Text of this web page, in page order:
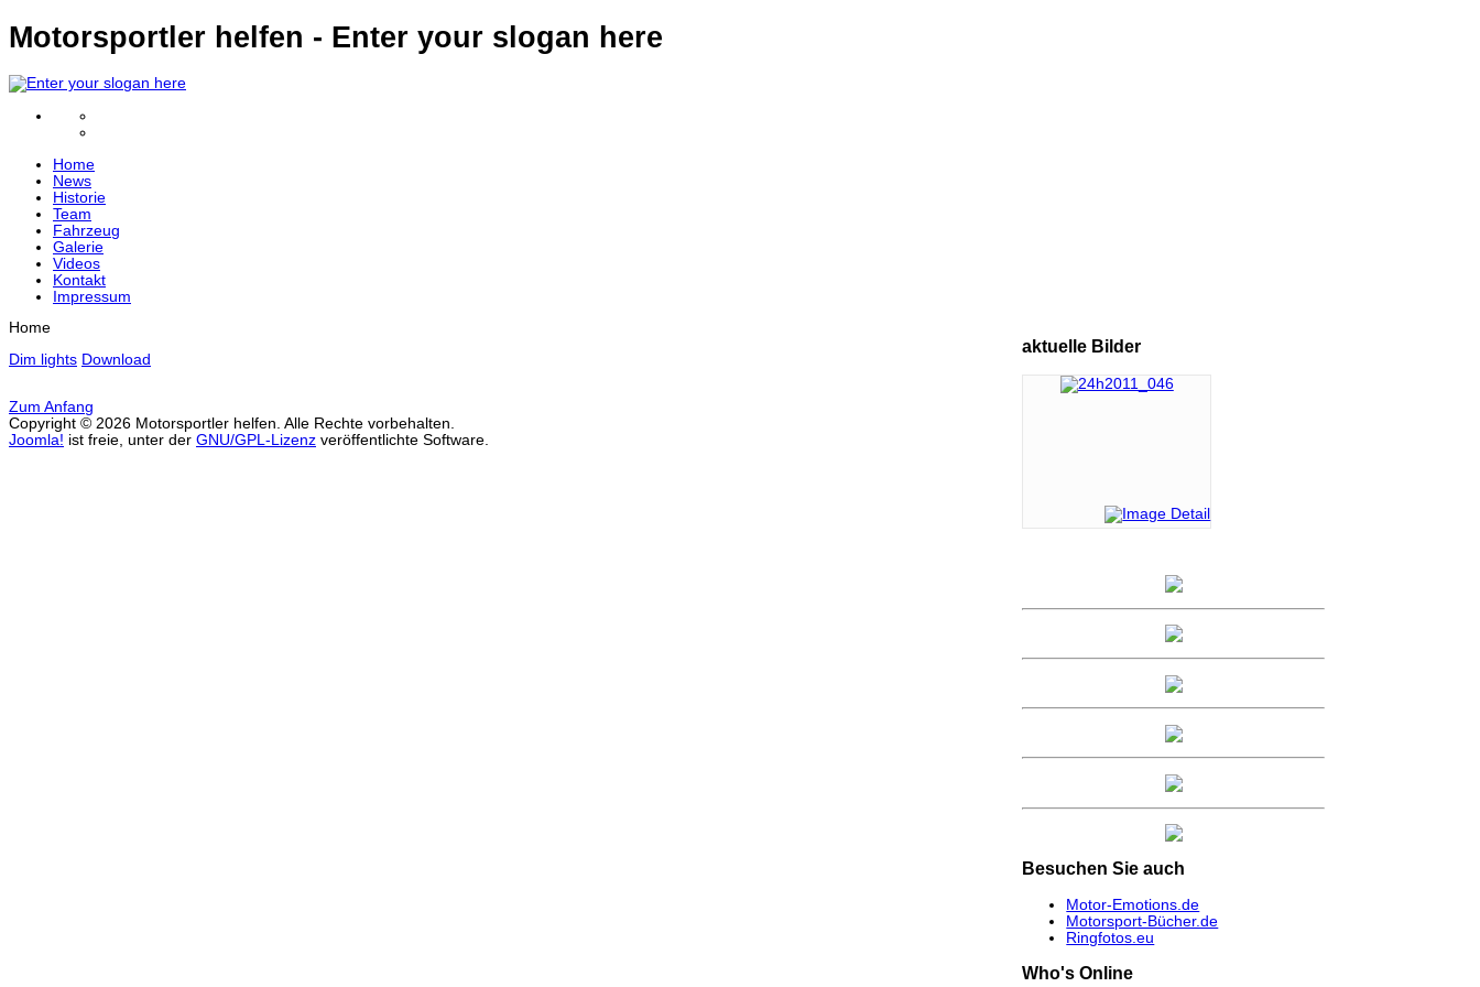
Motorsportler helfen - Enter your slogan here
Home
News
Historie
Team
Fahrzeug
Galerie
Videos
Kontakt
Impressum
Home
Dim lights Download
Zum Anfang
aktuelle Bilder
Besuchen Sie auch
Motor-Emotions.de
Motorsport-Bücher.de
Ringfotos.eu
Who's Online
Copyright © 2026 Motorsportler helfen. Alle Rechte vorbehalten.
Joomla! ist freie, unter der GNU/GPL-Lizenz veröffentlichte Software.